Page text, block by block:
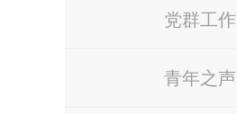
党群工作
青年之声